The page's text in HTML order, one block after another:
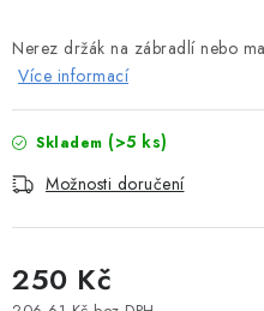
PLASTOVÉ LODĚ A ČLUNY
ŠLAPADLA
KATAMARÁNY - PONTON
Nerez držák na zábradlí nebo
Více informací
Skladem (>5 ks)
Možnosti doručení
250 Kč